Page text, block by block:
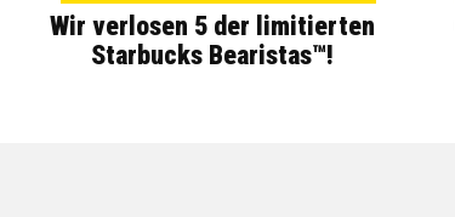
Wir verlosen 5 der limitierten
Starbucks Bearistas™!